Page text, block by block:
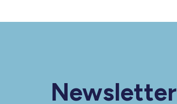
Newsletter